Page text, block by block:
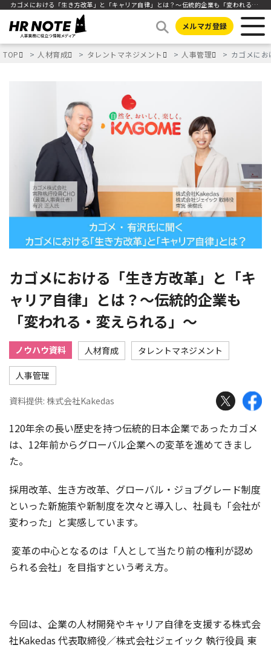
カゴメにおける「生き方改革」と「キャリア自律」とは？～伝統的企業も「変われる・変えられる」～
メルマガ登録
TOP 人材育成 タレントマネジメント 人事管理 カゴメに
カゴメにおける「生き方改革」と「キ
ャリア自律」とは？～伝統的企業も
「変われる・変えられる」～
ノウハウ資料 人材育成 タレントマネジメント
人事管理
資料提供: 株式会社Kakedas
120年余の長い歴史を持つ伝統的日本企業であったカゴメ
は、12年前からグローバル企業への変革を進めてきまし
た。
採用改革、生き方改革、グローバル・ジョブグレード制度
といった新施策や新制度を次々と導入し、社員も「会社が
変わった」と実感しています。
変革の中心となるのは「人として当たり前の権利が認め
られる会社」を目指すという考え方。
今回は、企業の人材開発やキャリア自律を支援する株式会
社Kakedas 代表取締役／株式会社ジェイック 執行役員 東